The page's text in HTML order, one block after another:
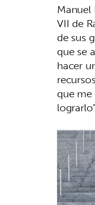
Manuel
VII de
de sus
que se
hacer
que